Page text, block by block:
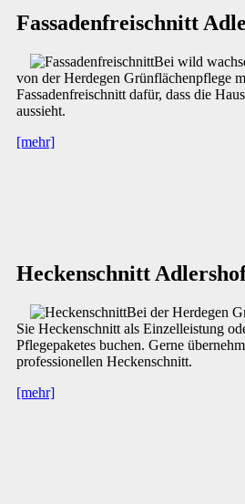
Fassadenfreischnitt
Bei wild
von der Herdegen Grünflächenpflege
Fassadenfreischnitt dafür, dass die
aussieht.
[mehr]
Heckenschnitt
Bei der Herdegen
Sie Heckenschnitt als Einzelleistung
Pflegepaketes buchen. Gerne
professionellen Heckenschnitt.
[mehr]